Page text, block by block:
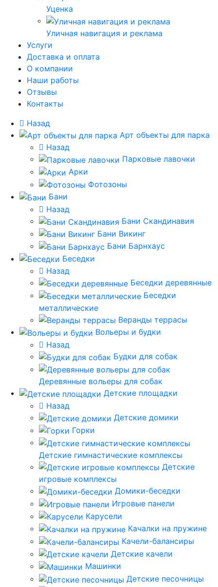
Уценка
Уличная навигация и реклама
Услуги
Доставка и оплата
О компании
Наши работы
Отзывы
Контакты
Назад
Арт объекты для парка
Назад
Парковые лавочки
Арки
Фотозоны
Бани
Назад
Бани Скандинавия
Бани Викинг
Бани Барнхаус
Беседки
Назад
Беседки деревянные
Беседки
металлические
Веранды террасы
Вольеры и будки
Назад
Будки для собак
Деревянные вольеры для собак
Детские площадки
Назад
Детские домики
Горки
Детские гимнастические комплексы
Детские
игровые комплексы
Домики-беседки
Игровые панели
Карусели
Качалки на пружине
Качели-балансиры
Детские качели
Машинки
Детские песочницы